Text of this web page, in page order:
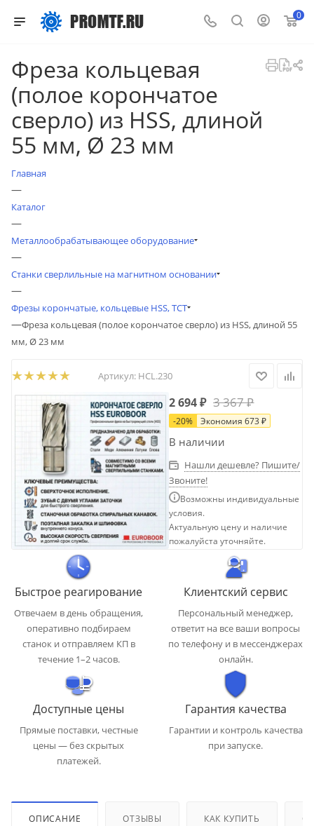
0
Фреза кольцевая
(полое корончатое
сверло) из HSS, длиной
55 мм, Ø 23 мм
Главная
—
Каталог
—
Металлообрабатывающее оборудование
—
Станки сверлильные на магнитном основании
—
Фрезы корончатые, кольцевые HSS, TCT
—Фреза кольцевая (полое корончатое сверло) из HSS, длиной 55
мм, Ø 23 мм
Артикул: HCL.230
2 694₽ 3 367₽
-20% Экономия673 ₽
В наличии
Нашли дешевле? Пишите/
Звоните!
Возможны индивидуальные
условия.
Актуальную цену и наличие
пожалуйста уточняйте.
Быстрое реагирование
Отвечаем в день обращения,
оперативно подбираем
станок и отправляем КП в
течение 1–2 часов.
Клиентский сервис
Персональный менеджер,
ответит на все ваши вопросы
по телефону и в мессенджерах
онлайн.
Доступные цены
Прямые поставки, честные
цены — без скрытых
платежей.
Гарантия качества
Гарантии и контроль качества
при запуске.
ОПИСАНИЕ ОТЗЫВЫ КАК КУПИТЬ